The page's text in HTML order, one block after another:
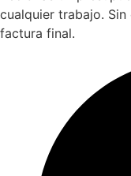
cualquier trabajo.
factura final.